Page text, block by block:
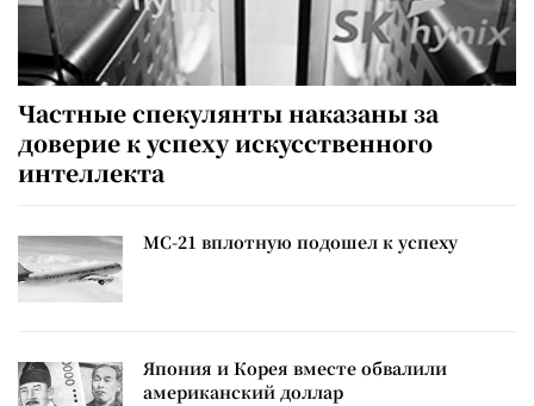
Частные спекулянты наказаны за
доверие к успеху искусственного
интеллекта
МС-21 вплотную подошел к успеху
Япония и Корея вместе обвалили
американский доллар